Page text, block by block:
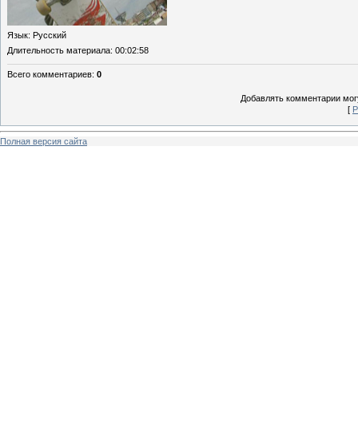
Язык: Русский
Длительность материала: 00:02:58
Всего комментариев: 0
Добавлять комментарии
[
Полная версия сайта